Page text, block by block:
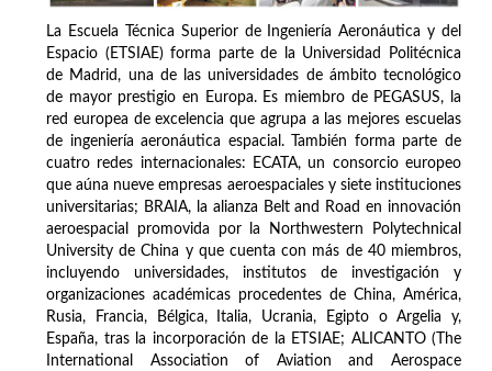
La Escuela Técnica Superior de Ingeniería Aeronáutica y del
Espacio (ETSIAE) forma parte de la Universidad Politécnica
de Madrid, una de las universidades de ámbito tecnológico
de mayor prestigio en Europa. Es miembro de PEGASUS, la
red europea de excelencia que agrupa a las mejores escuelas
de ingeniería aeronáutica espacial. También forma parte de
cuatro redes internacionales: ECATA, un consorcio europeo
que aúna nueve empresas aeroespaciales y siete instituciones
universitarias; BRAIA, la alianza Belt and Road en innovación
aeroespacial promovida por la Northwestern Polytechnical
University de China y que cuenta con más de 40 miembros,
incluyendo universidades, institutos de investigación y
organizaciones académicas procedentes de China, América,
Rusia, Francia, Bélgica, Italia, Ucrania, Egipto o Argelia y,
España, tras la incorporación de la ETSIAE; ALICANTO (The
International Association of Aviation and Aerospace